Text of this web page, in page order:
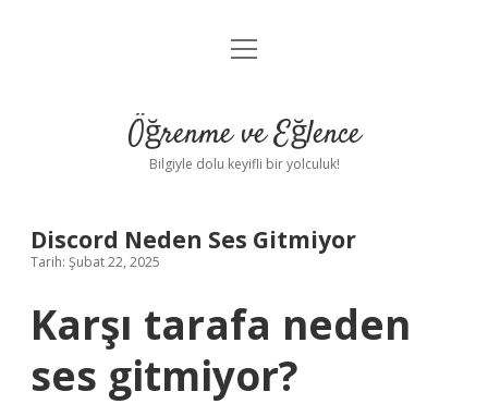
Anasayfa
Yasal Uyarı
menüyü
Öğrenme ve Eğlence
Bilgiyle dolu keyifli bir yolculuk!
Discord Neden Ses Gitmiyor
Tarih: Şubat 22, 2025
Karşı tarafa neden
ses gitmiyor?